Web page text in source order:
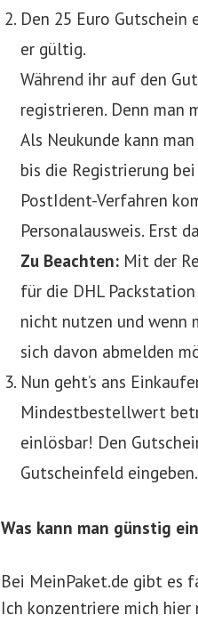
Den 25 Euro
er gültig.
Während ihr auf den
registrieren. Denn man
Als Neukunde kann
bis die Registrierung
PostIdent-Verfahren
Personalausweis. Erst
Zu Beachten: Mit der
für die DHL
nicht nutzen und wenn
sich davon abmelden
Nun geht’s ans
Mindestbestellwert
einlösbar! Den
Gutscheinfeld eingeben.
Was kann man günstig
Bei MeinPaket.de gibt es
Ich konzentriere mich